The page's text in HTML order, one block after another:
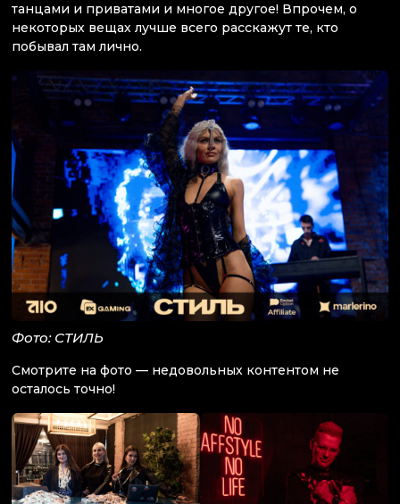
танцами и приватами и многое другое! Впрочем, о
некоторых вещах лучше всего расскажут те, кто
побывал там лично.
Фото: СТИЛЬ
Смотрите на фото — недовольных контентом не
осталось точно!